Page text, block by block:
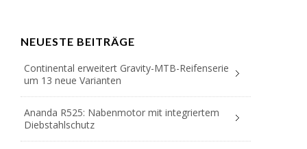
NEUESTE BEITRÄGE
Continental erweitert Gravity-MTB-Reifenserie
um 13 neue Varianten
Ananda R525: Nabenmotor mit integriertem
Diebstahlschutz